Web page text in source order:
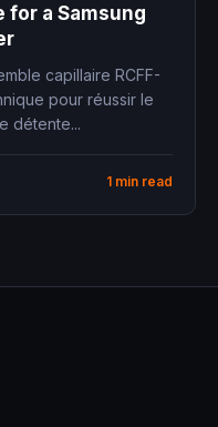
for a Samsung
capillaire RCFF-
pour réussir le
détente...
1 min read